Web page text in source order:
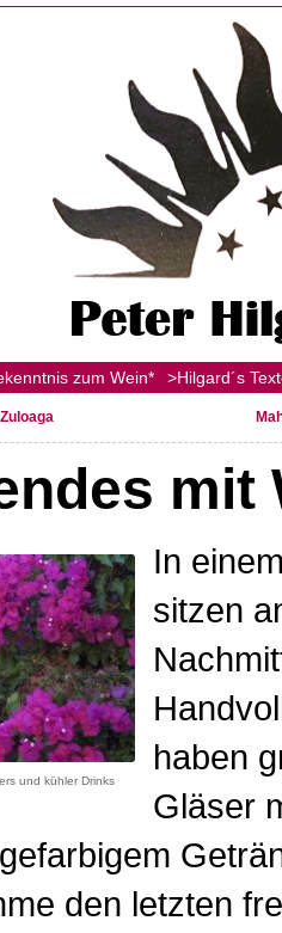
zum Wein* >Hilgard´s
mit
und kühler Drinks
In
sitzen
haben
Gläser
den letzten